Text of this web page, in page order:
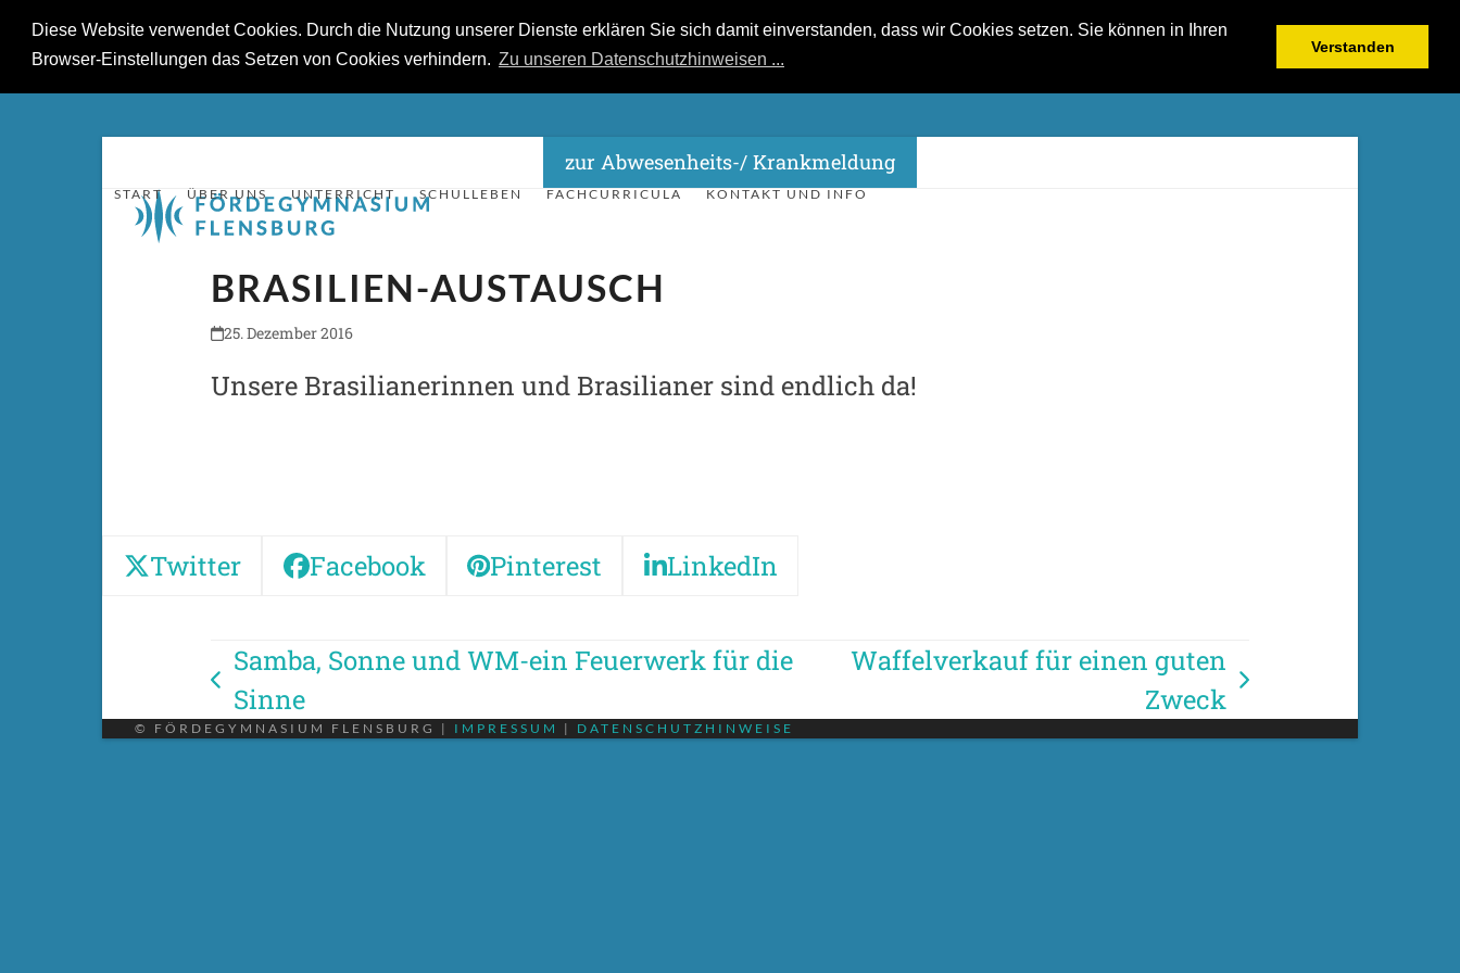
Diese Website verwendet Cookies. Durch die Nutzung unserer Dienste erklären Sie sich damit einverstanden, dass wir Cookies setzen. Sie können in Ihren
Browser-Einstellungen das Setzen von Cookies verhindern. Zu unseren Datenschutzhinweisen ...
Verstanden
zur Abwesenheits-/ Krankmeldung
START ÜBER UNS UNTERRICHT SCHULLEBEN FACHCURRICULA KONTAKT UND INFO
BRASILIEN-AUSTAUSCH
25. Dezember 2016
Unsere Brasilianerinnen und Brasilianer sind endlich da!
Twitter Facebook Pinterest LinkedIn
vorheriger
Beitrag:
Samba, Sonne und WM-ein Feuerwerk für die
Sinne
Beitrag:
Waffelverkauf für einen guten
Zweck
© FÖRDEGYMNASIUM FLENSBURG | IMPRESSUM | DATENSCHUTZHINWEISE